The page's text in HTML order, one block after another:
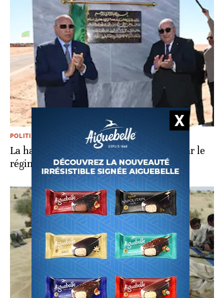
POLITIQUE
La haine du Maroc, érigée en doctrine par le
régime militaire algérien